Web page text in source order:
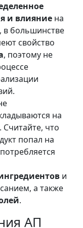
и влияние на
в большинстве
свойство
, поэтому не
на
. Считайте, что
попал на
и
а также
.
АП